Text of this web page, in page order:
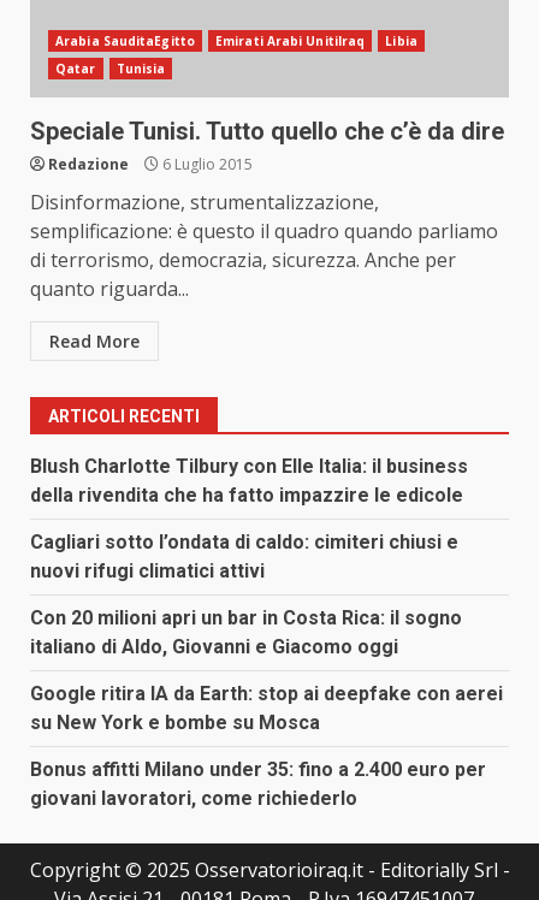
Arabia SauditaEgitto Emirati Arabi UnitiIraq
Libia
Qatar
Tunisia
Speciale Tunisi. Tutto quello che c’è da dire
Redazione 6 Luglio 2015
Disinformazione, strumentalizzazione,
semplificazione: è questo il quadro quando parliamo
di terrorismo, democrazia, sicurezza. Anche per
quanto riguarda...
Read More
ARTICOLI RECENTI
Blush Charlotte Tilbury con Elle Italia: il business
della rivendita che ha fatto impazzire le edicole
Cagliari sotto l’ondata di caldo: cimiteri chiusi e
nuovi rifugi climatici attivi
Con 20 milioni apri un bar in Costa Rica: il sogno
italiano di Aldo, Giovanni e Giacomo oggi
Google ritira IA da Earth: stop ai deepfake con aerei
su New York e bombe su Mosca
Bonus affitti Milano under 35: fino a 2.400 euro per
giovani lavoratori, come richiederlo
Copyright © 2025 Osservatorioiraq.it - Editorially Srl -